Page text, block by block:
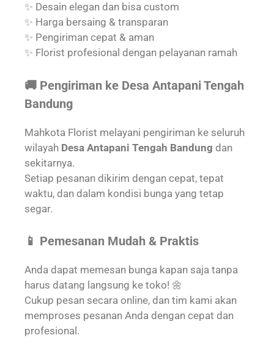
✨ Desain elegan dan bisa custom
✨ Harga bersaing & transparan
✨ Pengiriman cepat & aman
✨ Florist profesional dengan pelayanan ramah
🚚 Pengiriman ke Desa Antapani Tengah
Bandung
Mahkota Florist melayani pengiriman ke seluruh
wilayah Desa Antapani Tengah Bandung dan
sekitarnya.
Setiap pesanan dikirim dengan cepat, tepat
waktu, dan dalam kondisi bunga yang tetap
segar.
📱 Pemesanan Mudah & Praktis
Anda dapat memesan bunga kapan saja tanpa
harus datang langsung ke toko! 🌼
Cukup pesan secara online, dan tim kami akan
memproses pesanan Anda dengan cepat dan
profesional.